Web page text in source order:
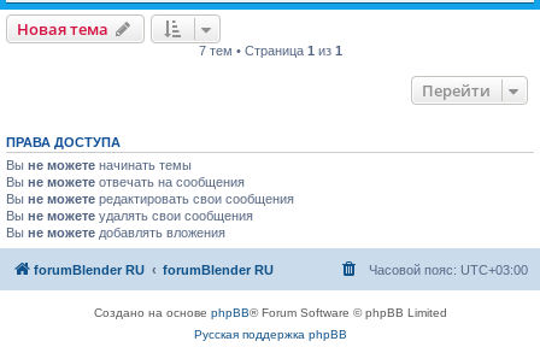
Новая тема
7 тем • Страница 1 из 1
Перейти
ПРАВА ДОСТУПА
Вы не можете начинать темы
Вы не можете отвечать на сообщения
Вы не можете редактировать свои сообщения
Вы не можете удалять свои сообщения
Вы не можете добавлять вложения
forumBlender RU forumBlender RU Часовой пояс: UTC+03:00
Создано на основе phpBB® Forum Software © phpBB Limited
Русская поддержка phpBB